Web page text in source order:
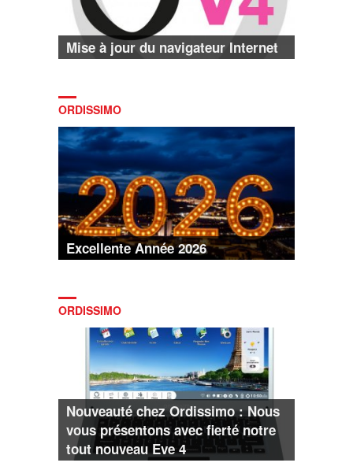
Mise à jour du navigateur Internet
ORDISSIMO
Excellente Année 2026
ORDISSIMO
Nouveauté chez Ordissimo : Nous
vous présentons avec fierté notre
tout nouveau Eve 4